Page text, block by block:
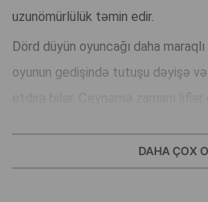
uzunömürlülük təmin edir.
Dörd düyün oyuncağı daha
oyunun gedişində tutuşu dəyişə
daşının yaranmasını azaldır.DAHA ÇOX